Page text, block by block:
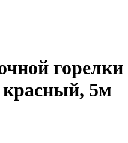
горелки
красный, 5м